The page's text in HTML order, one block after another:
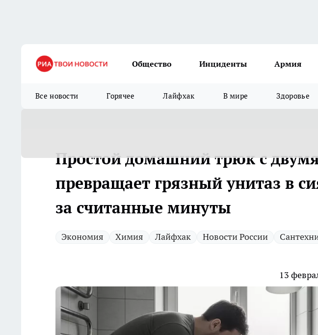
Общество Инциденты Армия
Все новости Горячее Лайфхак В мире Здоровье
Простой домашний трюк с
превращает грязный унитаз в
за считанные минуты
Экономия Химия Лайфхак Новости России
13